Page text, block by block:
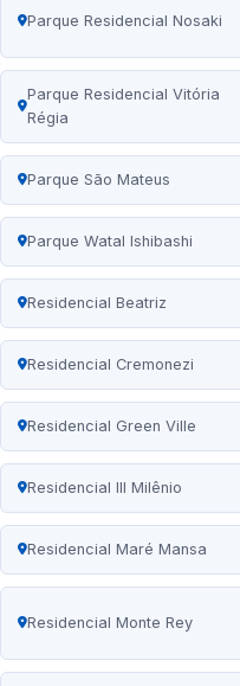
Parque Residencial Nosaki
Parque Residencial Vitória
Régia
Parque São Mateus
Parque Watal Ishibashi
Residencial Beatriz
Residencial Cremonezi
Residencial Green Ville
Residencial III Milênio
Residencial Maré Mansa
Residencial Monte Rey